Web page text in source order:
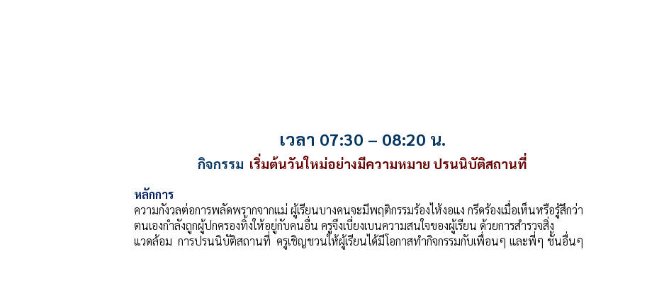
เวลา 07:30 – 08:20 น.
กิจกรรม เริ่มต้นวันใหม่อย่างมีความหมาย ปรนนิบัติสถานที่
หลักการ
ความกังวลต่อการพลัดพรากจากแม่ ผู้เรียนบางคนจะมีพฤติกรรมร้องไห้งอแง กรีดร้องเมื่อเห็นหรือรู้สึกว่า
ตนเองกำลังถูกผู้ปกครองทิ้งให้อยู่กับคนอื่น ครูจึงเบี่ยงเบนความสนใจของผู้เรียน ด้วยการสำรวจสิ่ง
แวดล้อม การปรนนิบัติสถานที่ ครูเชิญชวนให้ผู้เรียนได้มีโอกาสทำกิจกรรมกับเพื่อนๆ และพี่ๆ ชั้นอื่นๆ